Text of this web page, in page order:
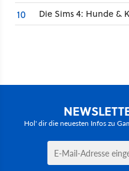
10 Die Sims 4: Hunde &
Hol' dir die neuesten Infos zu